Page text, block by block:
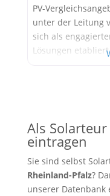
PV-
unter der Leitung
sich als
Lösungen
unverbindlichen
Als
eintragen
Sie sind selbst
Rheinland-Pfalz?
unserer Datenbank